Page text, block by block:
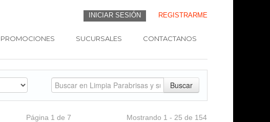
INICIAR SESIÓN REGISTRARME
PROMOCIONES SUCURSALES CONTACTANOS
Buscar
Página 1 de 7 Mostrando 1 - 25 de 154